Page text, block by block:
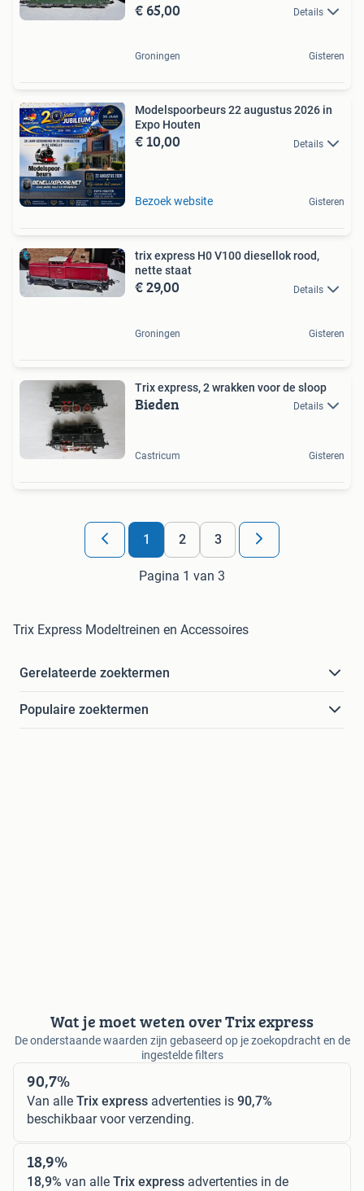
€ 65,00 Details
Groningen Gisteren
Modelspoorbeurs 22 augustus 2026 in
Expo Houten
€ 10,00 Details
Bezoek website Gisteren
trix express H0 V100 diesellok rood,
nette staat
€ 29,00 Details
Groningen Gisteren
Trix express, 2 wrakken voor de sloop
Bieden Details
Castricum Gisteren
1 2 3
Pagina 1 van 3
Trix Express Modeltreinen en Accessoires
Gerelateerde zoektermen
Populaire zoektermen
Wat je moet weten over Trix express
De onderstaande waarden zijn gebaseerd op je zoekopdracht en de
ingestelde filters
90,7%
Van alle Trix express advertenties is 90,7%
beschikbaar voor verzending.
18,9%
18,9% van alle Trix express advertenties in de